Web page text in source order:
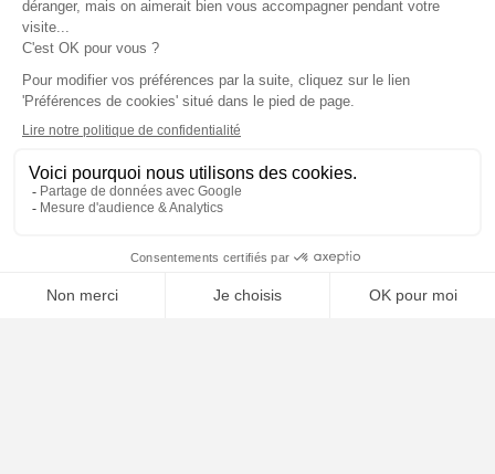
Les relations avec les services
Le travail
L'habitation